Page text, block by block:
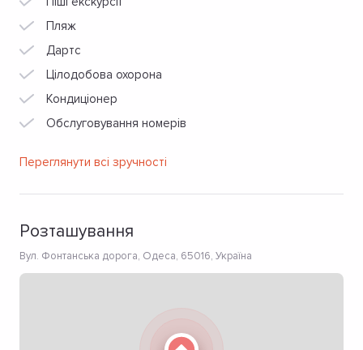
Пляж
Дартс
Цілодобова охорона
Кондиціонер
Обслуговування номерів
Переглянути всі зручності
Розташування
Вул. Фонтанська дорога, Одеса, 65016, Україна